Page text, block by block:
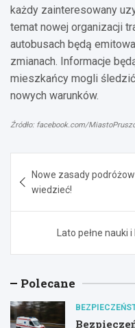
każdy zainteresowany
temat nowej organizacji
autobusach będą
zmianach. Informacje
mieszkańcy mogli
nowych warunków.
Źródło: facebook.com/
wpisu
Nowe zasady
wiedzieć!
Lato pełne
Polecane